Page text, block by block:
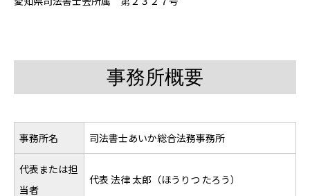
事務所概要
事務所名 司法書士あいか総合法務事務所
代表または担
当者
代表 法律 太郎（ほうりつ たろう）